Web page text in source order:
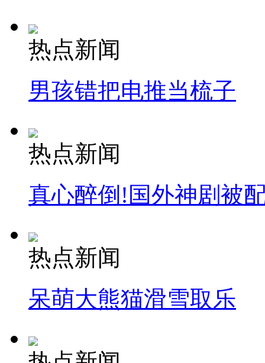
热点新闻
男孩错把电推当梳子
热点新闻
真心醉倒!国外神剧被
热点新闻
呆萌大熊猫滑雪取乐